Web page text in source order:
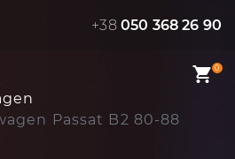
+38 050 368 26 90
0
Passat B2 80-88